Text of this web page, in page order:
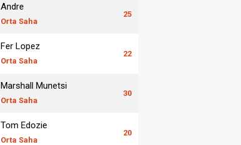
Andre
Orta Saha
25
Fer Lopez
Orta Saha
22
Marshall Munetsi
Orta Saha
30
Tom Edozie
Orta Saha
20